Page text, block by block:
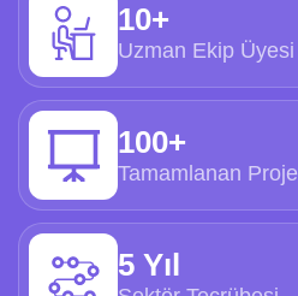
10+
Uzman Ekip Üyesi
100+
Tamamlanan Proje
5 Yıl